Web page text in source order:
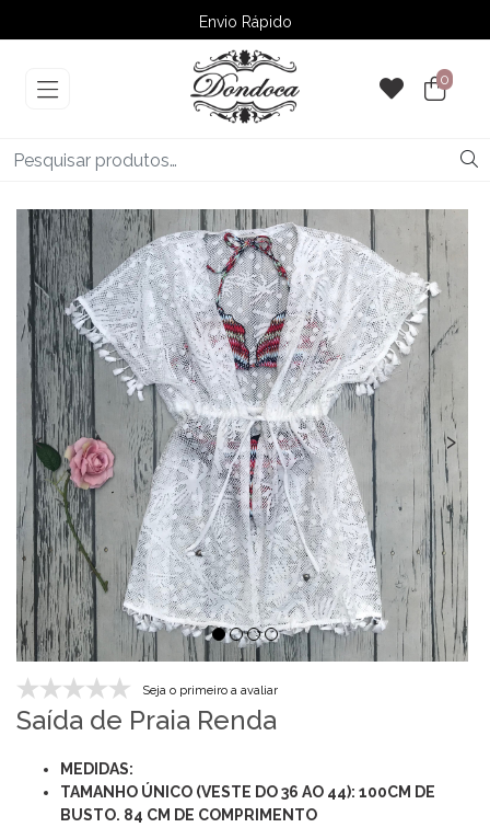
Envio Rápido
➚ Ofertas– Até 60% OFF
0
‹ ›
Seja o primeiro a avaliar
Saída de Praia Renda
MEDIDAS:
TAMANHO ÚNICO (VESTE DO 36 AO 44): 100CM DE
BUSTO. 84 CM DE COMPRIMENTO